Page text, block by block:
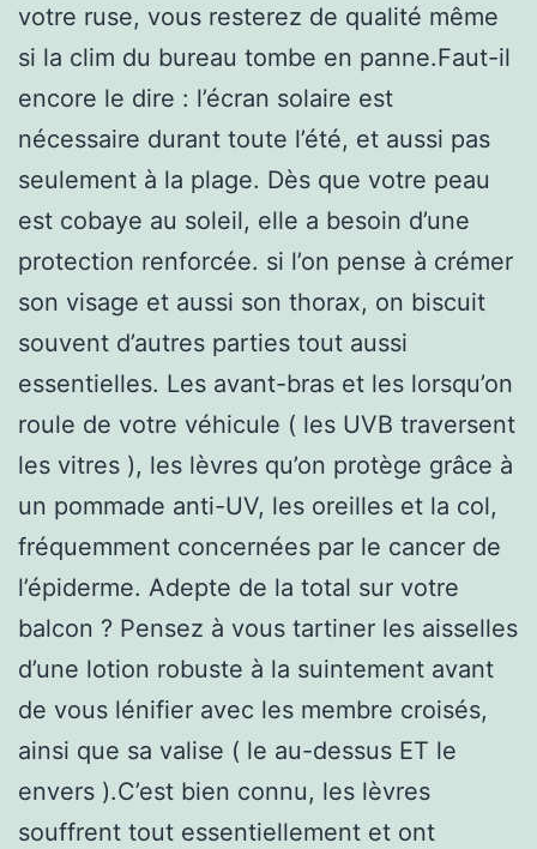
votre ruse, vous resterez de qualité même
si la clim du bureau tombe en panne.Faut-il
encore le dire : l’écran solaire est
nécessaire durant toute l’été, et aussi pas
seulement à la plage. Dès que votre peau
est cobaye au soleil, elle a besoin d’une
protection renforcée. si l’on pense à crémer
son visage et aussi son thorax, on biscuit
souvent d’autres parties tout aussi
essentielles. Les avant-bras et les lorsqu’on
roule de votre véhicule ( les UVB traversent
les vitres ), les lèvres qu’on protège grâce à
un pommade anti-UV, les oreilles et la col,
fréquemment concernées par le cancer de
l’épiderme. Adepte de la total sur votre
balcon ? Pensez à vous tartiner les aisselles
d’une lotion robuste à la suintement avant
de vous lénifier avec les membre croisés,
ainsi que sa valise ( le au-dessus ET le
envers ).C’est bien connu, les lèvres
souffrent tout essentiellement et ont